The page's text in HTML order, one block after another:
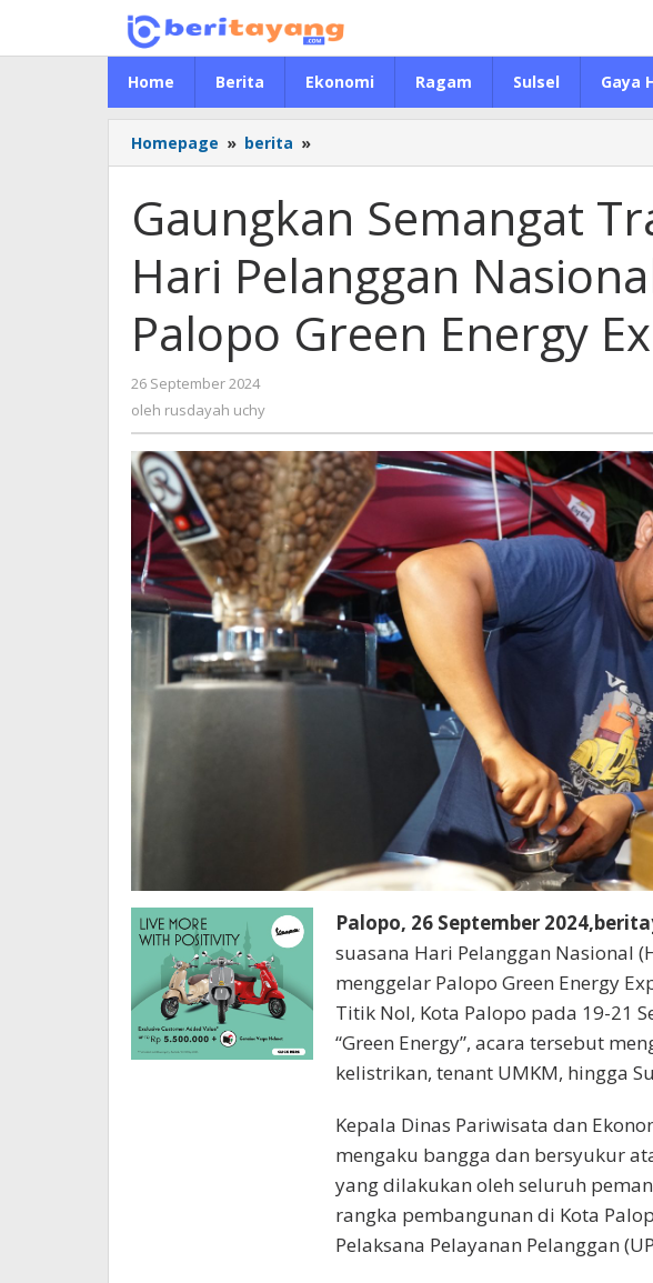
konten
Home Berita Ekonomi Ragam Sulsel Gaya
Homepage » berita »
Semangat
Energi
di
Pelanggan
Nasional,
PLN
Gelar
Expo
2024
Gaungkan Semangat
Hari Pelanggan
Palopo Green Energy
26 September 2024
oleh rusdayah uchy
Palopo, 26 September
suasana Hari Pelanggan Nasional
menggelar Palopo Green Energy
Titik Nol, Kota Palopo pada 19-21
“Green Energy”, acara tersebut
kelistrikan, tenant UMKM, hingga
Kepala Dinas Pariwisata dan
mengaku bangga dan bersyukur
yang dilakukan oleh seluruh
rangka pembangunan di Kota
Pelaksana Pelayanan Pelanggan